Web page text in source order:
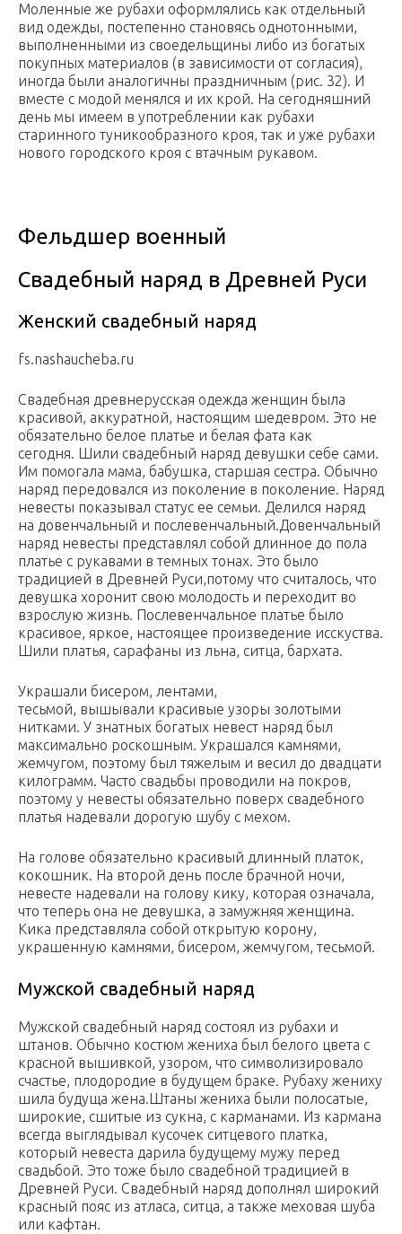
Моленные же рубахи оформлялись как отдельный
вид одежды, постепенно становясь однотонными,
выполненными из своедельщины либо из богатых
покупных материалов (в зависимости от согласия),
иногда были аналогичны праздничным (рис. 32). И
вместе с модой менялся и их крой. На сегодняшний
день мы имеем в употреблении как рубахи
старинного туникообразного кроя, так и уже рубахи
нового городского кроя с втачным рукавом.
Фельдшер военный
Свадебный наряд в Древней Руси
Женский свадебный наряд
fs.nashaucheba.ru
Свадебная древнерусская одежда женщин была
красивой, аккуратной, настоящим шедевром. Это не
обязательно белое платье и белая фата как
сегодня. Шили свадебный наряд девушки себе сами.
Им помогала мама, бабушка, старшая сестра. Обычно
наряд передовался из поколение в поколение. Наряд
невесты показывал статус ее семьи. Делился наряд
на довенчальный и послевенчальный.Довенчальный
наряд невесты представлял собой длинное до пола
платье с рукавами в темных тонах. Это было
традицией в Древней Руси,потому что считалось, что
девушка хоронит свою молодость и переходит во
взрослую жизнь. Послевенчальное платье было
красивое, яркое, настоящее произведение исскуства.
Шили платья, сарафаны из льна, ситца, бархата.
Украшали бисером, лентами,
тесьмой, вышывали красивые узоры золотыми
нитками. У знатных богатых невест наряд был
максимально роскошным. Украшался камнями,
жемчугом, поэтому был тяжелым и весил до двадцати
килограмм. Часто свадьбы проводили на покров,
поэтому у невесты обязательно поверх свадебного
платья надевали дорогую шубу с мехом.
На голове обязательно красивый длинный платок,
кокошник. На второй день после брачной ночи,
невесте надевали на голову кику, которая означала,
что теперь она не девушка, а замужняя женщина.
Кика представляла собой открытую корону,
украшенную камнями, бисером, жемчугом, тесьмой.
Мужской свадебный наряд
Мужской свадебный наряд состоял из рубахи и
штанов. Обычно костюм жениха был белого цвета с
красной вышивкой, узором, что символизировало
счастье, плодородие в будущем браке. Рубаху жениху
шила будуща жена.Штаны жениха были полосатые,
широкие, сшитые из сукна, с карманами. Из кармана
всегда выглядывал кусочек ситцевого платка,
который невеста дарила будущему мужу перед
свадьбой. Это тоже было свадебной традицией в
Древней Руси. Свадебный наряд дополнял широкий
красный пояс из атласа, ситца, а также меховая шуба
или кафтан.